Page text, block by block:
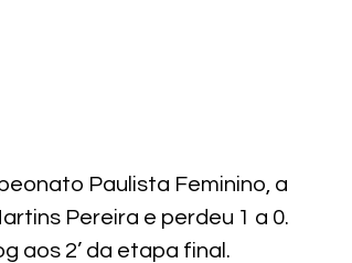
Paulista Feminino, a
Pereira e perdeu 1 a 0.
aos 2’ da etapa final.